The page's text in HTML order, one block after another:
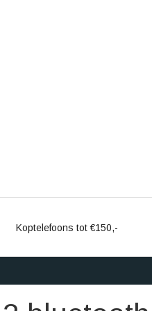
Koptelefoons tot €150,-